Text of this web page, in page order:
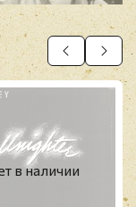
в наличии